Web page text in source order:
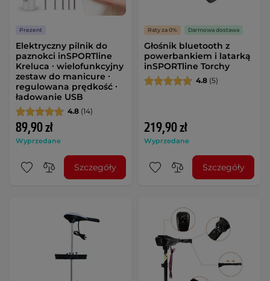
Prezent
Elektryczny pilnik do
paznokci inSPORTline
Kreluca ∙ wielofunkcyjny
zestaw do manicure ∙
regulowana prędkość ∙
ładowanie USB
4.8 (14)
89,90 zł
Wyprzedane
Szczegóły
Raty za 0% Darmowa dostawa
Głośnik bluetooth z
powerbankiem i latarką
inSPORTline Torchy
4.8 (5)
219,90 zł
Wyprzedane
Szczegóły